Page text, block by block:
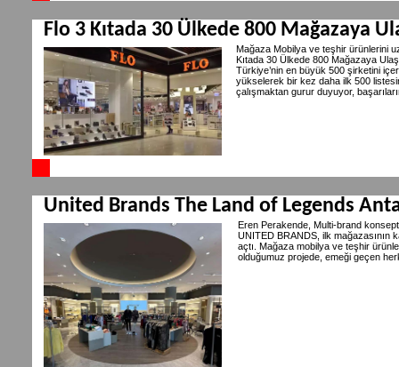
Flo 3 Kıtada 30 Ülkede 800 Mağazaya
Mağaza Mobilya ve teşhir ürünlerini
Kıtada 30 Ülkede 800 Mağazaya
Türkiye’nin en büyük 500 şirketini
yükselerek bir kez daha ilk 500
çalışmaktan gurur duyuyor,
United Brands The Land of Legends
Eren Perakende, Multi-brand
UNITED BRANDS, ilk mağazasının
açtı. Mağaza mobilya ve teşhir
olduğumuz projede, emeği geçen